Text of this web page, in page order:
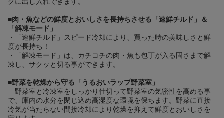
■肉・魚などの鮮度とおいしさを長持ちさせる「速鮮チルド」＆
「解凍モード」
・「速鮮チルド」スピード冷却により、買った時の美味しさと鮮
度が長持ち！
・「解凍モード」は、カチコチの肉・魚も包丁が入る固さまで解
凍し、サクッと切る事ができます。
■野菜を乾燥から守る「うるおいラップ野菜室」
野菜室と冷凍室をしっかり仕切って野菜室の気密性を高める事
で、庫内の水分を閉じ込め高湿度な環境を保ちます。野菜に直接
冷気が当たらない間接冷却により乾燥を抑えて鮮度とおいしさを